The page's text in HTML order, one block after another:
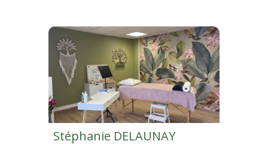
Stéphanie DELAUNAY